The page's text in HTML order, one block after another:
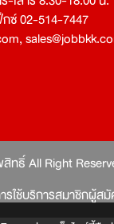
ซ์ 02-514-7447
,
ทธิ์ All Right
รใช้บริการสมาชิกผู้ส